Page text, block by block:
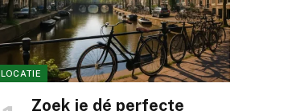
LOCATIE
Zoek je dé perfecte